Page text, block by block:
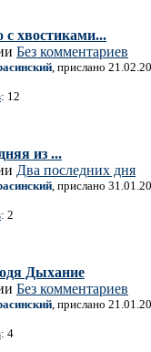
с хвостиками...
Без комментариев
, прислано
: 12
из ...
Два последних дня
, прислано
: 2
Дыхание
Без комментариев
, прислано
: 4